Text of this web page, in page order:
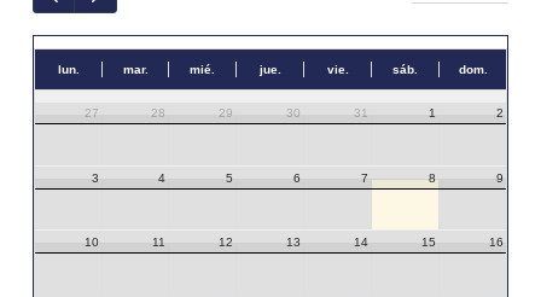
lun. mar. mié. jue. vie. sáb. dom.
27 28 29 30 31 1 2
3 4 5 6 7 8 9
10 11 12 13 14 15 16